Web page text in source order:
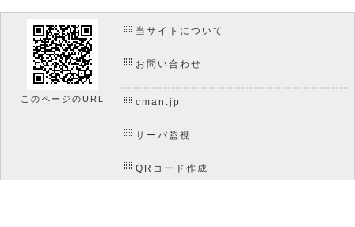
このページのURL
当サイトについて
お問い合わせ
cman.jp
サーバ監視
QRコード作成